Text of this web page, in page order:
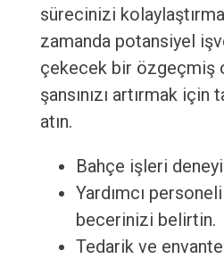
sürecinizi
zamanda potansiyel
çekecek bir özgeçmiş
şansınızı artırmak
atın.
Bahçe işleri
Yardımcı
becerinizi belirtin.
Tedarik ve